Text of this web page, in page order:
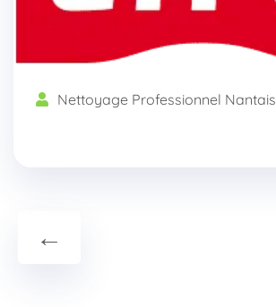
Nettoyage Professionnel Nantais
←